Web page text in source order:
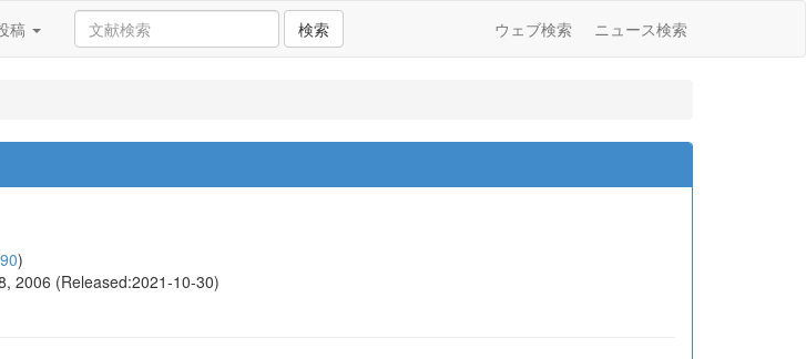
稿 検索 ウェブ検索 ニュース検索
)
2006 (Released:2021-10-30)